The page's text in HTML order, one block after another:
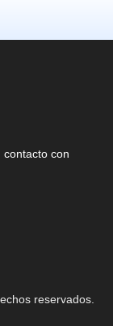
contacto con
reservados.